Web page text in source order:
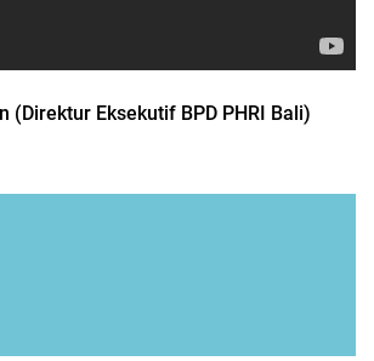
(Direktur Eksekutif BPD PHRI Bali)